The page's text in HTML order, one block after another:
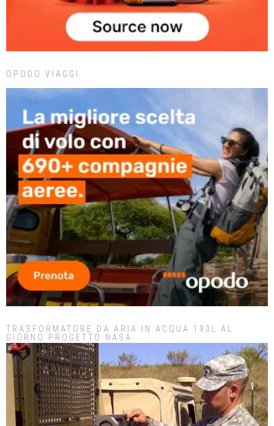
OPODO VIAGGI
TRASFORMATORE DA ARIA IN ACQUA 190L AL
GIORNO PROGETTO NASA